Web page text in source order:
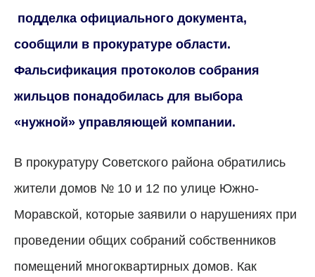
подделка официального документа,
сообщили в прокуратуре области.
Фальсификация протоколов собрания
жильцов понадобилась для выбора
«нужной» управляющей компании.
В прокуратуру Советского района обратились
жители домов № 10 и 12 по улице Южно-
Моравской, которые заявили о нарушениях при
проведении общих собраний собственников
помещений многоквартирных домов. Как